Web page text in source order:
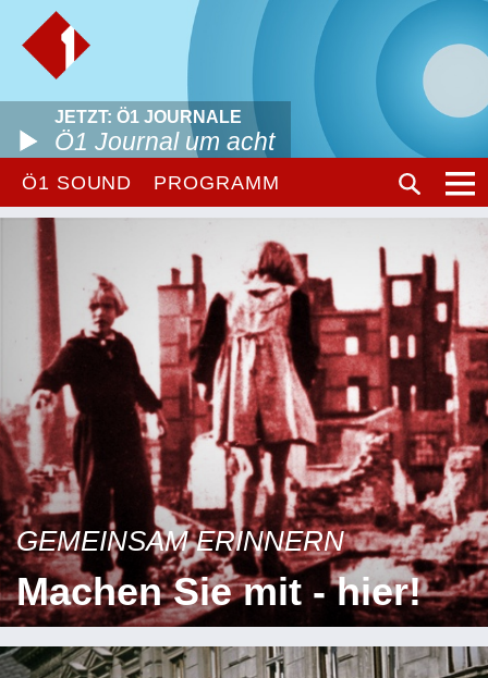
JETZT: Ö1 JOURNALE
Ö1 Journal um acht
Ö1 SOUND PROGRAMM
GEMEINSAM ERINNERN
Machen Sie mit - hier!